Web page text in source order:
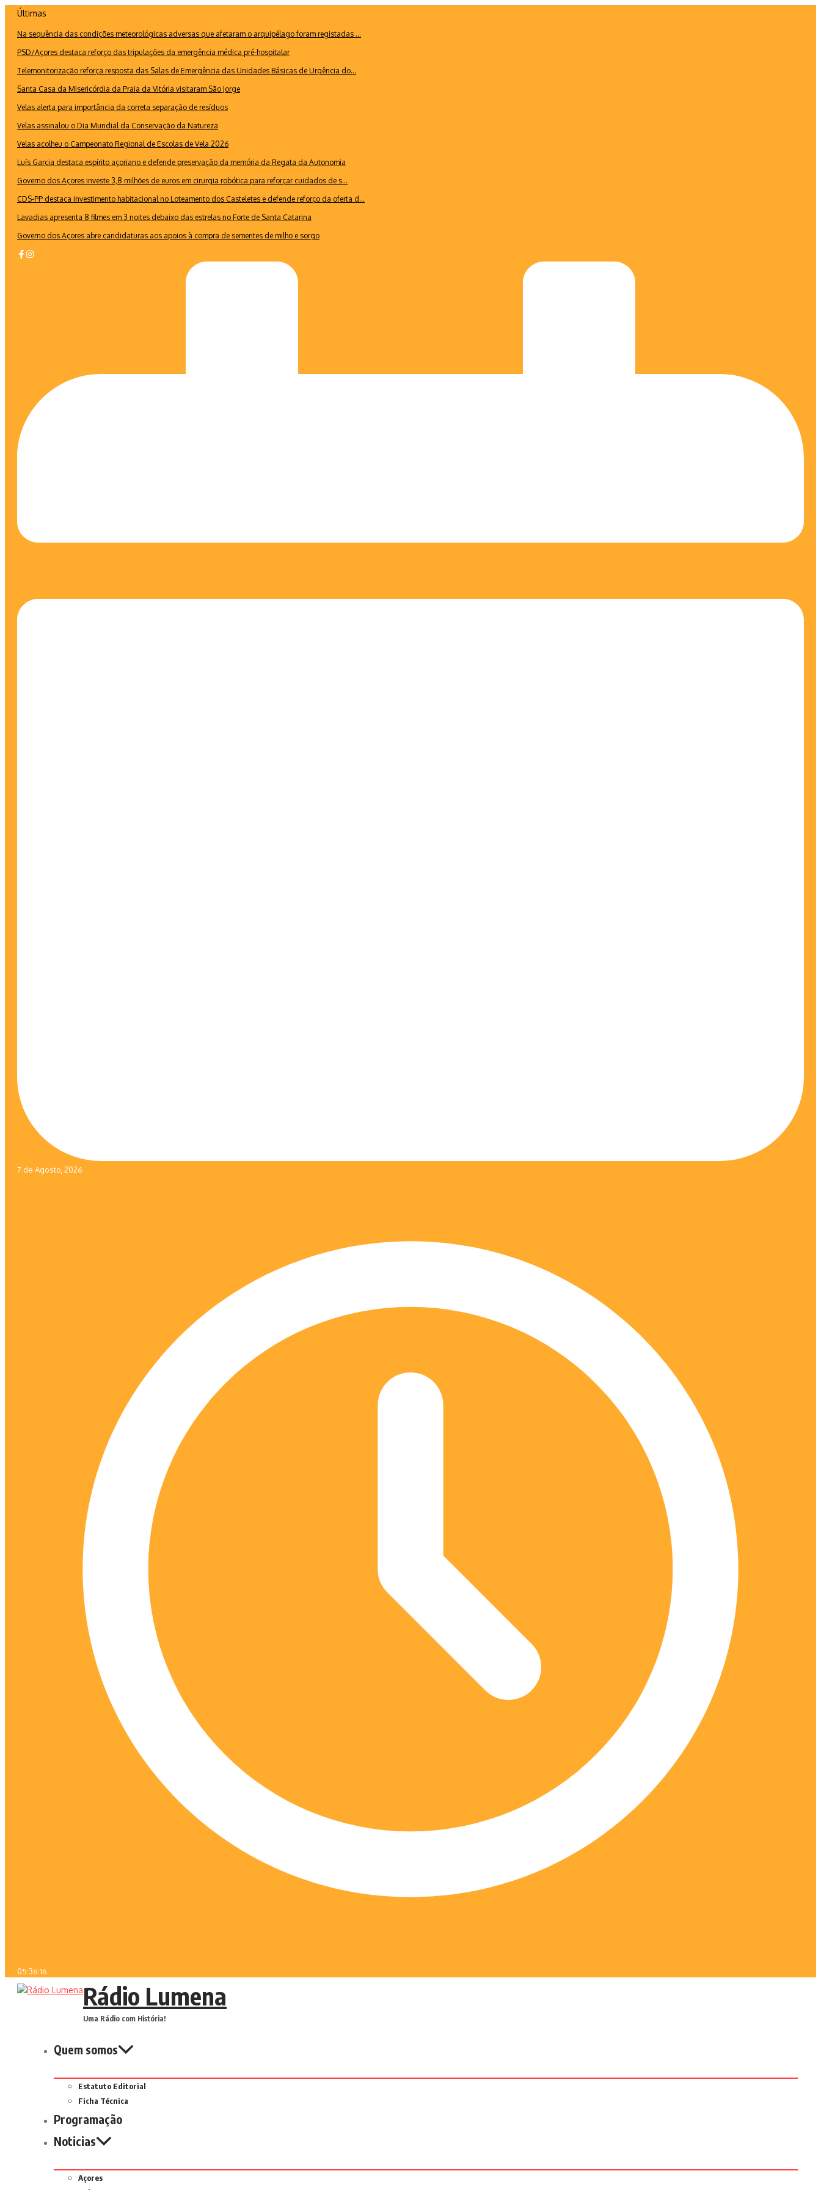
conteúdo
Últimas
Na sequência das condições meteorológicas adversas que afetaram o arquipélago foram registadas ...
PSD/Açores destaca reforço das tripulações da emergência médica pré-hospitalar
Telemonitorização reforça resposta das Salas de Emergência das Unidades Básicas de Urgência do...
Santa Casa da Misericórdia da Praia da Vitória visitaram São Jorge
Velas alerta para importância da correta separação de resíduos
Velas assinalou o Dia Mundial da Conservação da Natureza
Velas acolheu o Campeonato Regional de Escolas de Vela 2026
Luís Garcia destaca espírito açoriano e defende preservação da memória da Regata da Autonomia
Governo dos Açores investe 3,8 milhões de euros em cirurgia robótica para reforçar cuidados de s...
CDS-PP destaca investimento habitacional no Loteamento dos Casteletes e defende reforço da oferta d...
Lavadias apresenta 8 filmes em 3 noites debaixo das estrelas no Forte de Santa Catarina
Governo dos Açores abre candidaturas aos apoios à compra de sementes de milho e sorgo
7 de Agosto, 2026
05:36:16
Rádio Lumena
Uma Rádio com História!
Quem somos
Estatuto Editorial
Ficha Técnica
Programação
Noticias
Açores